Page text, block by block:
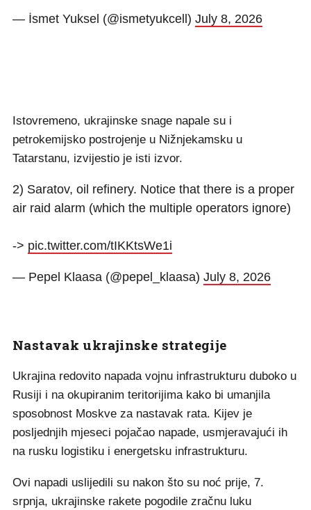
— İsmet Yuksel (@ismetyukcell) July 8, 2026
Istovremeno, ukrajinske snage napale su i
petrokemijsko postrojenje u Nižnjekamsku u
Tatarstanu, izvijestio je isti izvor.
2) Saratov, oil refinery. Notice that there is a proper
air raid alarm (which the multiple operators ignore)
-> pic.twitter.com/tIKKtsWe1i
— Pepel Klaasa (@pepel_klaasa) July 8, 2026
Nastavak ukrajinske strategije
Ukrajina redovito napada vojnu infrastrukturu duboko u
Rusiji i na okupiranim teritorijima kako bi umanjila
sposobnost Moskve za nastavak rata. Kijev je
posljednjih mjeseci pojačao napade, usmjeravajući ih
na rusku logistiku i energetsku infrastrukturu.
Ovi napadi uslijedili su nakon što su noć prije, 7.
srpnja, ukrajinske rakete pogodile zračnu luku